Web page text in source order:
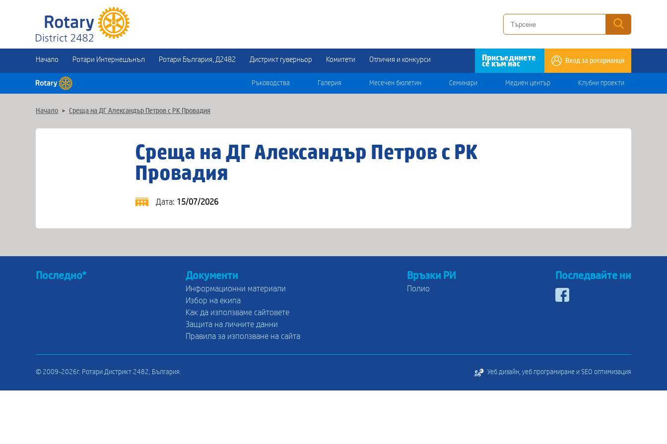
Начало Ротари Интернешънъл Ротари България, Д2482 Дистрикт гуверньор Комитети Отличия и конкурси Присъединете
се към нас Вход за ротарианци
Ръководства Галерия Месечен бюлетин Семинари Медиен център Клубни проекти
Начало > Среща на ДГ Александър Петров с РК Провадия
Среща на ДГ Александър Петров с РК
Провадия
Дата: 15/07/2026
Последно* Документи
Информационни материали
Избор на екипа
Как да използваме сайтовете
Защита на личните данни
Правила за използване на сайта
Връзки РИ
Полио
Последвайте ни
© 2009-2026г. Ротари Дистрикт 2482, България. Уеб дизайн, уеб програмиране и SEO оптимизация